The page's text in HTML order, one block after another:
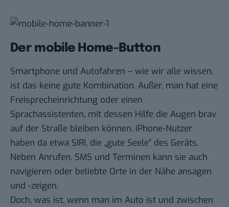
Der mobile Home-Button
Smartphone und Autofahren – wie wir alle wissen,
ist das keine gute Kombination. Außer, man hat eine
Freisprecheinrichtung oder einen
Sprachassistenten, mit dessen Hilfe die Augen brav
auf der Straße bleiben können. iPhone-Nutzer
haben da etwa SIRI, die „gute Seele“ des Geräts.
Neben Anrufen, SMS und Terminen kann sie auch
navigieren oder beliebte Orte in der Nähe ansagen
und -zeigen.
Doch, was ist, wenn man im Auto ist und zwischen